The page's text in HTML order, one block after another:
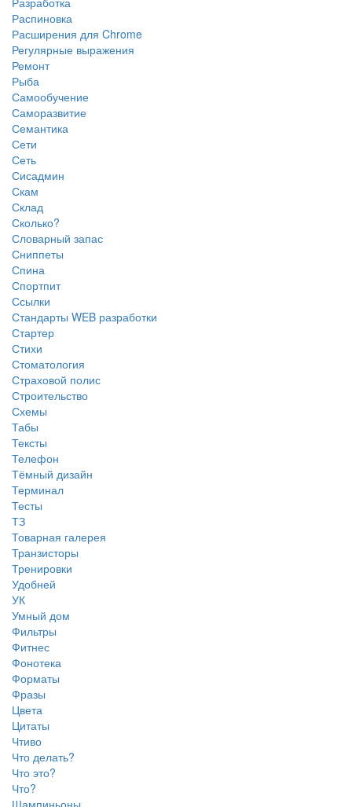
Распиновка
Расширения для Chrome
Регулярные выражения
Ремонт
Рыба
Самообучение
Саморазвитие
Семантика
Сети
Сеть
Сисадмин
Скам
Склад
Сколько?
Словарный запас
Сниппеты
Спина
Спортпит
Ссылки
Стандарты WEB разработки
Стартер
Стихи
Стоматология
Страховой полис
Строительство
Схемы
Табы
Тексты
Телефон
Тёмный дизайн
Терминал
Тесты
ТЗ
Товарная галерея
Транзисторы
Тренировки
Удобней
УК
Умный дом
Фильтры
Фитнес
Фонотека
Форматы
Фразы
Цвета
Цитаты
Чтиво
Что делать?
Что это?
Что?
Шампиньоны